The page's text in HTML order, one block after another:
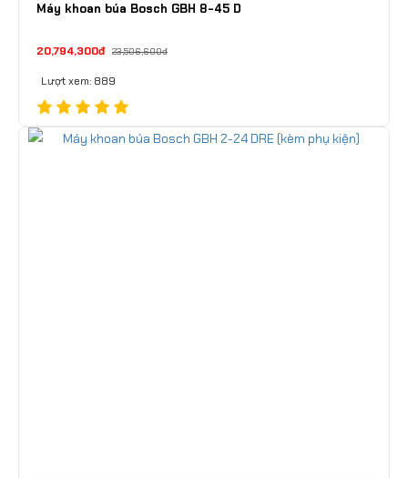
Máy khoan búa Bosch GBH 8-45 D
20,794,300đ 23,506,600đ
Lượt xem: 889